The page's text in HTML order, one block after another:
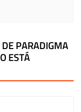
PARADIGMA
ESTÁ